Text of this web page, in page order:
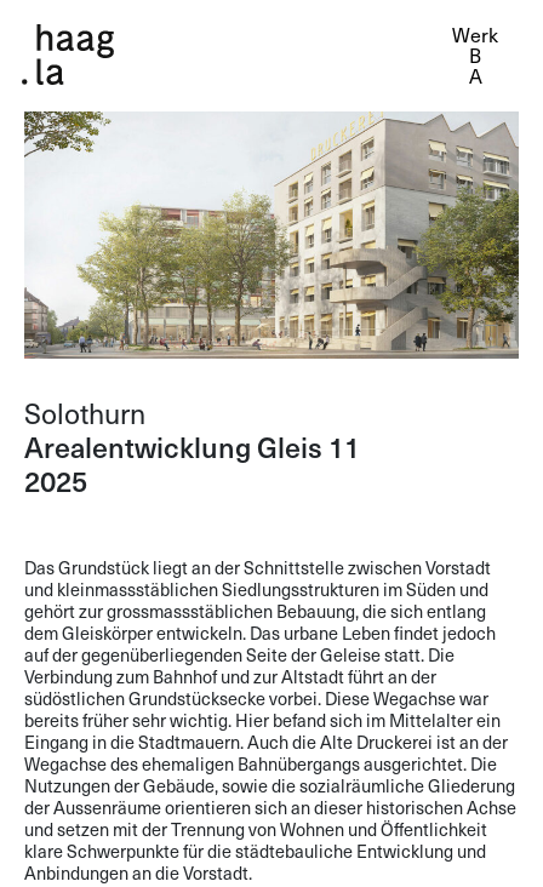
Werk
Solothurn
Arealentwicklung Gleis 11
2025
Das Grundstück liegt an der Schnittstelle zwischen Vorstadt
und kleinmassstäblichen Siedlungsstrukturen im Süden und
gehört zur grossmassstäblichen Bebauung, die sich entlang
dem Gleiskörper entwickeln. Das urbane Leben findet jedoch
auf der gegenüberliegenden Seite der Geleise statt. Die
Verbindung zum Bahnhof und zur Altstadt führt an der
südöstlichen Grundstücksecke vorbei. Diese Wegachse war
bereits früher sehr wichtig. Hier befand sich im Mittelalter ein
Eingang in die Stadtmauern. Auch die Alte Druckerei ist an der
Wegachse des ehemaligen Bahnübergangs ausgerichtet. Die
Nutzungen der Gebäude, sowie die sozialräumliche Gliederung
der Aussenräume orientieren sich an dieser historischen Achse
und setzen mit der Trennung von Wohnen und Öffentlichkeit
klare Schwerpunkte für die städtebauliche Entwicklung und
Anbindungen an die Vorstadt.